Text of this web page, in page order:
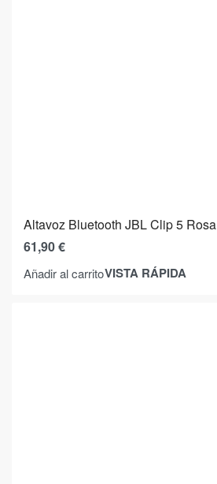
Altavoz Bluetooth JBL Clip 5 Rosa
61,90€
Añadir al carritoVISTA RÁPIDA